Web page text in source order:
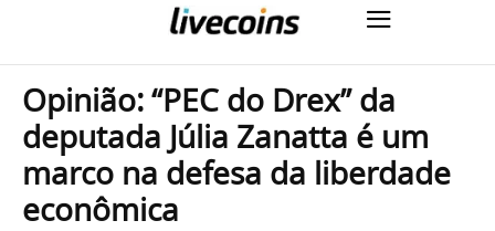
Opinião: “PEC do Drex” da
deputada Júlia Zanatta é um
marco na defesa da liberdade
econômica